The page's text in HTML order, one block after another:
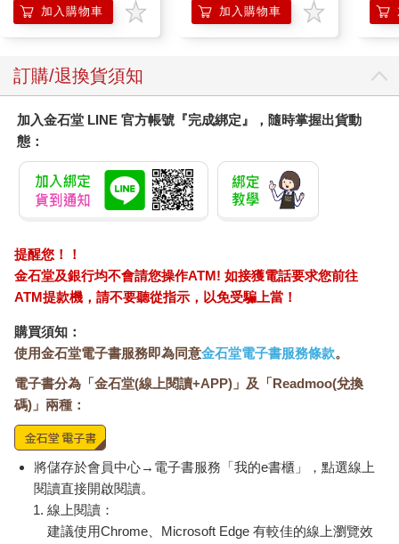
Mario Galaxy Movie
Storybook
加入購物車 加入購物車
訂購/退換貨須知
加入金石堂 LINE 官方帳號『完成綁定』，隨時掌握出貨動
態：
提醒您！！
金石堂及銀行均不會請您操作ATM! 如接獲電話要求您前往
ATM提款機，請不要聽從指示，以免受騙上當！
購買須知：
使用金石堂電子書服務即為同意金石堂電子書服務條款。
電子書分為「金石堂(線上閱讀+APP)」及「Readmoo(兌換
碼)」兩種：
將儲存於會員中心→電子書服務「我的e書櫃」，點選線上
閱讀直接開啟閱讀。
線上閱讀：
建議使用Chrome、Microsoft Edge 有較佳的線上瀏覽效